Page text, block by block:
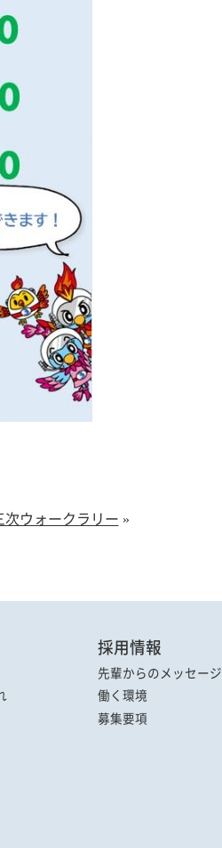
ウォークラリー »
採用情報
先輩からのメッセージ
働く環境
募集要項